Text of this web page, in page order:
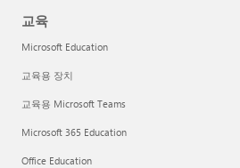
교육
Microsoft Education
교육용 장치
교육용 Microsoft Teams
Microsoft 365 Education
Office Education